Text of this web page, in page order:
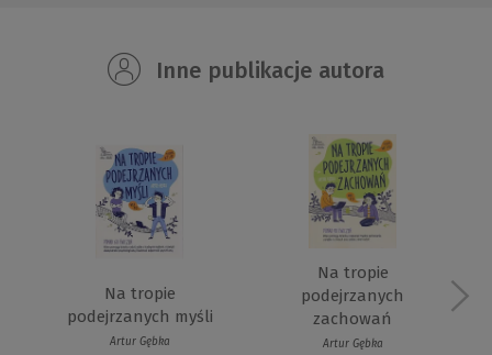
Inne publikacje autora
Na tropie
podejrzanych myśli
Artur Gębka
Na tropie
podejrzanych
zachowań
Artur Gębka